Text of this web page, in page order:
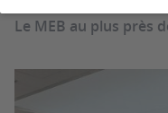
Le MEB au plus près